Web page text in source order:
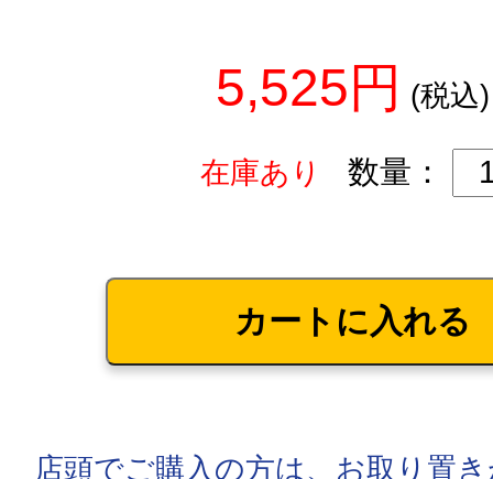
5,525円 (税込)
在庫あり 数量：
店頭でご購入の方は、お取り置